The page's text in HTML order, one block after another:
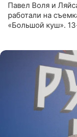
Павел Воля и
работали на
«Большой куш».